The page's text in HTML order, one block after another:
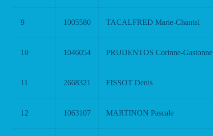
9 1005580 TACALFRED Marie-Chantal
10 1046054 PRUDENTOS Corinne-Gastonne
11 2668321 FISSOT Denis
12 1063107 MARTINON Pascale